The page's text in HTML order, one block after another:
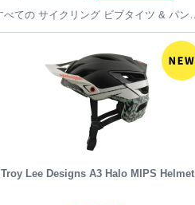
Troy Lee Designs A3 Halo MIPS Helmet